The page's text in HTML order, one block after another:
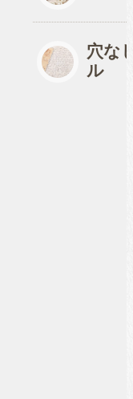
穴な
ル